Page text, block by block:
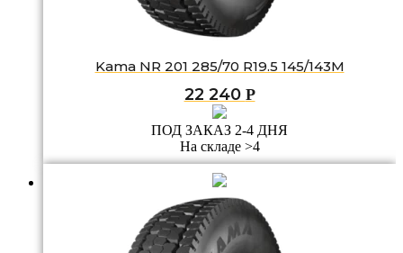
Kama NR 201 285/70 R19.5 145/143M
22 240 Р
ПОД ЗАКАЗ 2-4 ДНЯ
На складе >4